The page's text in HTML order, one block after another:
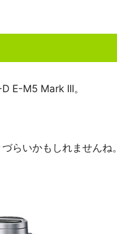
E-M5 Mark III。
らいかもしれませんね。